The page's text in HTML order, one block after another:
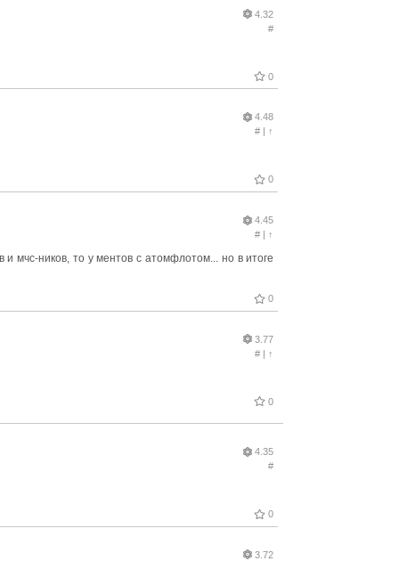
4.32
#
0
4.48
#| ↑
0
4.45
#| ↑
мчс-ников, то у ментов с атомфлотом... но в итоге
0
3.77
#| ↑
0
4.35
#
0
3.72